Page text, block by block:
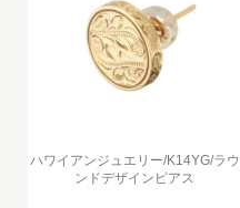
ハワイアンジュエリー/K14YG/ラウ
ンドデザインピアス